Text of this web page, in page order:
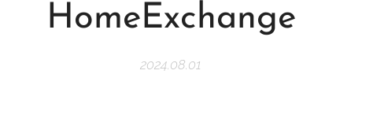
HomeExchange
2024.08.01